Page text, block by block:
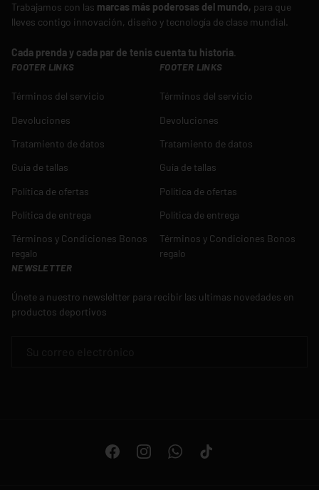
Trabajamos con las marcas más poderosas del mundo, para que
lleves contigo innovación, diseño y tecnología de clase mundial.
Cada prenda y cada par de tenis cuenta tu historia.
FOOTER LINKS
Términos del servicio
Devoluciones
Tratamiento de datos
Guía de tallas
Política de ofertas
Política de entrega
Términos y Condiciones Bonos
regalo
FOOTER LINKS
Términos del servicio
Devoluciones
Tratamiento de datos
Guía de tallas
Política de ofertas
Política de entrega
Términos y Condiciones Bonos
regalo
NEWSLETTER
Únete a nuestro newsleltter para recibir las ultimas novedades en
productos deportivos
FacebookInstagramWhatsAppTikTok